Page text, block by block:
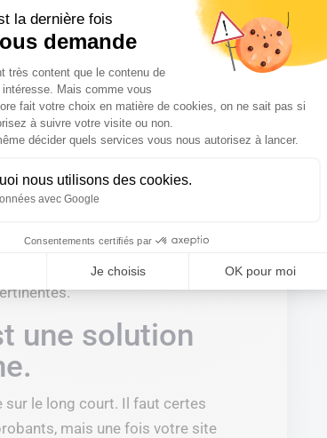
la dernière fois
demande
de Gestion du
très content que le contenu de
Mais comme vous
fait votre choix en matière de cookies, on ne sait pas si
à suivre votre visite ou non.
décider quels services vous nous autorisez à lancer.
nous utilisons des cookies.
avec Google
Consentements certifiés par
Je choisis OK pour moi
Axeptio consent
des
cliquent sur un des 3 premiers
requêtes sont effectuées
que le SEO peut apporter à
est une technique
une représentation
une solution
sur le long court. Il faut certes
mais une fois votre site